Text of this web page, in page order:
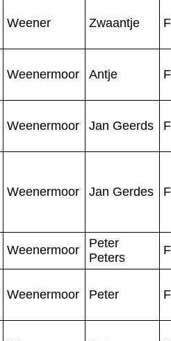
Weener Zwaantje
Weenermoor Antje
Weenermoor Jan Geerds
Weenermoor Jan Gerdes
Weenermoor
Peter
Peters
Weenermoor Peter